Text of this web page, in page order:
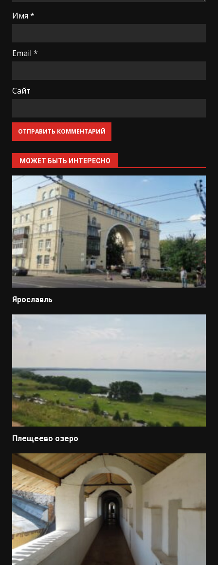
Имя *
Email *
Сайт
МОЖЕТ БЫТЬ ИНТЕРЕСНО
Ярославль
Плещеево озеро